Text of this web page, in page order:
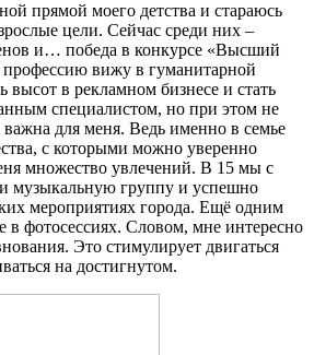
прямой моего детства и стараюсь
цели. Сейчас среди них –
и… победа в конкурсе «Высший
вижу в гуманитарной
высот в рекламном бизнесе и стать
специалистом, но при этом не
важна для меня. Ведь именно в семье
с которыми можно уверенно
множество увлечений. В 15 мы с
музыкальную группу и успешно
мероприятиях города. Ещё одним
в фотосессиях. Словом, мне интересно
Это стимулирует двигаться
на достигнутом.